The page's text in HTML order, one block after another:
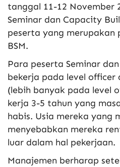
tanggal 11-12 November
Seminar dan Capacity
peserta yang merupakan
BSM.
Para peserta Seminar
bekerja pada level officer
(lebih banyak pada level
kerja 3-5 tahun yang
habis. Usia mereka yang
menyebabkan mereka
luar dalam hal pekerjaan.
Manajemen berharap